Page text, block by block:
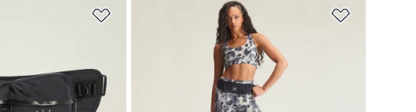
ほしいものリストに追加